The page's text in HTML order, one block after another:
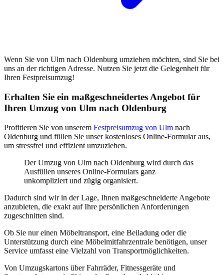
Wenn Sie von Ulm nach Oldenburg umziehen möchten, sind Sie bei
uns an der richtigen Adresse. Nutzen Sie jetzt die Gelegenheit für
Ihren Festpreisumzug!
Erhalten Sie ein maßgeschneidertes Angebot für
Ihren Umzug von Ulm nach Oldenburg
Profitieren Sie von unserem Festpreisumzug von Ulm nach
Oldenburg und füllen Sie unser kostenloses Online-Formular aus,
um stressfrei und effizient umzuziehen.
Der Umzug von Ulm nach Oldenburg wird durch das
Ausfüllen unseres Online-Formulars ganz
unkompliziert und zügig organisiert.
Dadurch sind wir in der Lage, Ihnen maßgeschneiderte Angebote
anzubieten, die exakt auf Ihre persönlichen Anforderungen
zugeschnitten sind.
Ob Sie nur einen Möbeltransport, eine Beiladung oder die
Unterstützung durch eine Möbelmitfahrzentrale benötigen, unser
Service umfasst eine Vielzahl von Transportmöglichkeiten.
Von Umzugskartons über Fahrräder, Fitnessgeräte und